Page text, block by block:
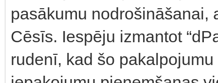
pasākumu nodrošināšanai,
Cēsīs. Iespēju izmantot
rudenī, kad šo